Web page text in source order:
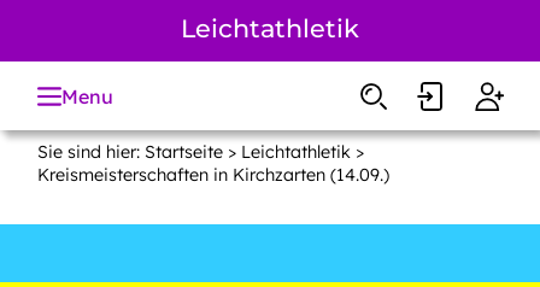
Leichtathletik
Menu
Sie sind hier: Startseite> Leichtathletik>
Kreismeisterschaften in Kirchzarten (14.09.)